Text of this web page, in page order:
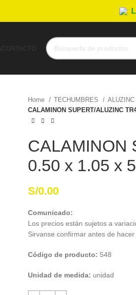
Home
TECHUMBRES
ALUZINC
CALAMINON SUPERT/ALUZINC
CALAMINON
0.50 x 1.05 x
S/0.00
Comunicado:
Los precios están sujetos a
Sirvanse confirmar antes de hacer
Código de producto: 548
Unidad de medida: unidad